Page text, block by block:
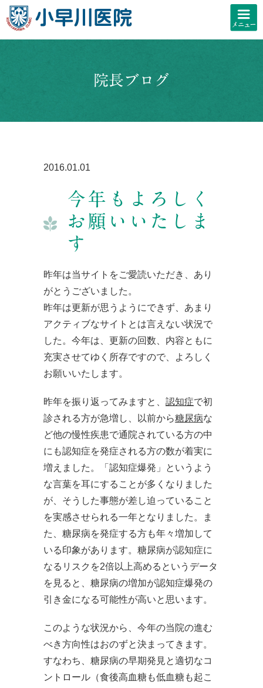
院長ブログ
2016.01.01
今年もよろしく
お願いいたしま
す
昨年は当サイトをご愛読いただき、あり
がとうございました。
昨年は更新が思うようにできず、あまり
アクティブなサイトとは言えない状況で
した。今年は、更新の回数、内容ともに
充実させてゆく所存ですので、よろしく
お願いいたします。
昨年を振り返ってみますと、 認知症で初
診される方が急増し、以前から糖尿病な
ど他の慢性疾患で通院されている方の中
にも認知症を発症される方の数が着実に
増えました。「認知症爆発」というよう
な言葉を耳にすることが多くなりました
が、そうした事態が差し迫っていること
を実感させられる一年となりました。ま
た、糖尿病を発症する方も年々増加して
いる印象があります。糖尿病が認知症に
なるリスクを2倍以上高めるというデータ
を見ると、糖尿病の増加が認知症爆発の
引き金になる可能性が高いと思います。
このような状況から、今年の当院の進む
べき方向性はおのずと決まってきます。
すなわち、糖尿病の早期発見と適切なコ
ントロール（食後高血糖も低血糖も起こ